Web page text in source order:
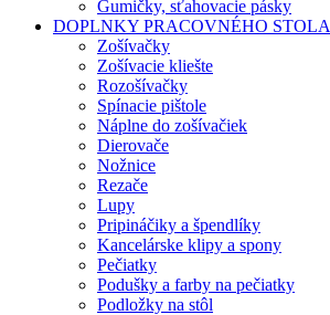
Gumičky, sťahovacie pásky
DOPLNKY PRACOVNÉHO STOLA
Zošívačky
Zošívacie kliešte
Rozošívačky
Spínacie pištole
Náplne do zošívačiek
Dierovače
Nožnice
Rezače
Lupy
Pripináčiky a špendlíky
Kancelárske klipy a spony
Pečiatky
Podušky a farby na pečiatky
Podložky na stôl